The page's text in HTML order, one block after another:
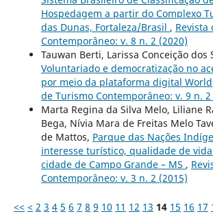
Hospedagem a partir do Complexo
das Dunas, Fortaleza/Brasil , Revista
Contemporâneo: v. 8 n. 2 (2020)
Tauwan Berti, Larissa Conceição dos
Voluntariado e democratização no
por meio da plataforma digital
de Turismo Contemporâneo: v. 9 n. 2
Marta Regina da Silva Melo, Liliane
Bega, Nívia Mara de Freitas Melo
de Mattos, Parque das Nações
interesse turístico, qualidade de
cidade de Campo Grande – MS ,
Contemporâneo: v. 3 n. 2 (2015)
<< < 2 3 4 5 6 7 8 9 10 11 12 13 14 15 16 17